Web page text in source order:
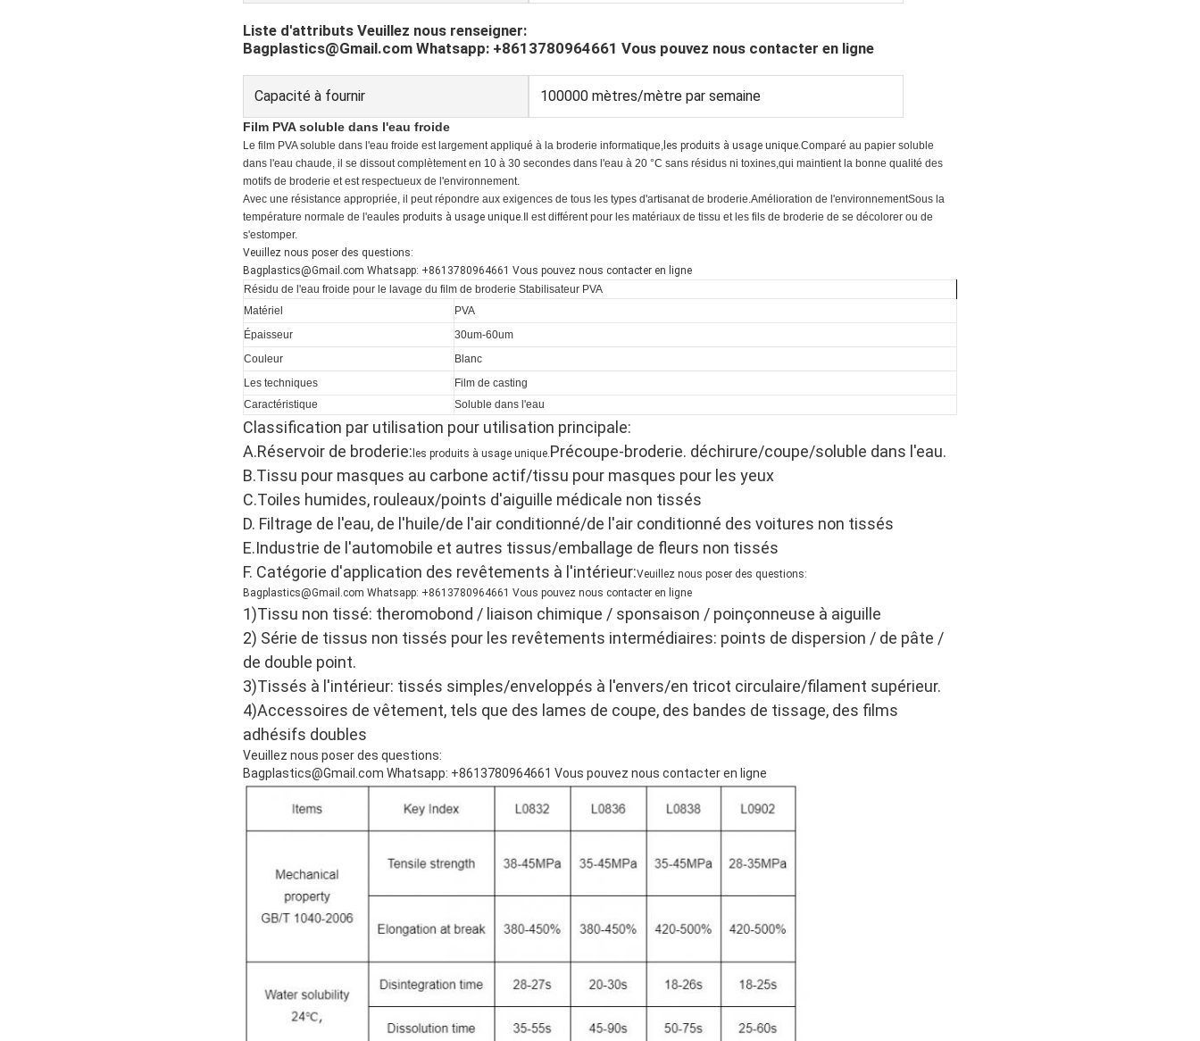
Liste d'attributs Veuillez nous renseigner:
Bagplastics@Gmail.com Whatsapp: +8613780964661 Vous pouvez nous contacter en ligne
Capacité à fournir 100000 mètres/mètre par semaine
Film PVA soluble dans l'eau froide
Le film PVA soluble dans l'eau froide est largement appliqué à la broderie informatique, les produits à usage unique. Comparé au papier soluble
dans l'eau chaude, il se dissout complètement en 10 à 30 secondes dans l'eau à 20 °C sans résidus ni toxines,qui maintient la bonne qualité des
motifs de broderie et est respectueux de l'environnement.
Avec une résistance appropriée, il peut répondre aux exigences de tous les types d'artisanat de broderie.Amélioration de l'environnementSous la
température normale de l'eau les produits à usage unique. Il est différent pour les matériaux de tissu et les fils de broderie de se décolorer ou de
s'estomper.
Veuillez nous poser des questions:
Bagplastics@Gmail.com Whatsapp: +8613780964661 Vous pouvez nous contacter en ligne
Résidu de l'eau froide pour le lavage du film de broderie Stabilisateur PVA
Matériel
PVA
Épaisseur
30um-60um
Couleur
Blanc
Les techniques
Film de casting
Caractéristique
Soluble dans l'eau
Classification par utilisation pour utilisation principale:
A.Réservoir de broderie: les produits à usage unique. Précoupe-broderie. déchirure/coupe/soluble dans l'eau.
B.Tissu pour masques au carbone actif/tissu pour masques pour les yeux
C.Toiles humides, rouleaux/points d'aiguille médicale non tissés
D. Filtrage de l'eau, de l'huile/de l'air conditionné/de l'air conditionné des voitures non tissés
E.Industrie de l'automobile et autres tissus/emballage de fleurs non tissés
F. Catégorie d'application des revêtements à l'intérieur:Veuillez nous poser des questions:
Bagplastics@Gmail.com Whatsapp: +8613780964661 Vous pouvez nous contacter en ligne
1)Tissu non tissé: theromobond / liaison chimique / sponsaison / poinçonneuse à aiguille
2) Série de tissus non tissés pour les revêtements intermédiaires: points de dispersion / de pâte /
de double point.
3)Tissés à l'intérieur: tissés simples/enveloppés à l'envers/en tricot circulaire/filament supérieur.
4)Accessoires de vêtement, tels que des lames de coupe, des bandes de tissage, des films
adhésifs doubles
Veuillez nous poser des questions:
Bagplastics@Gmail.com Whatsapp: +8613780964661 Vous pouvez nous contacter en ligne